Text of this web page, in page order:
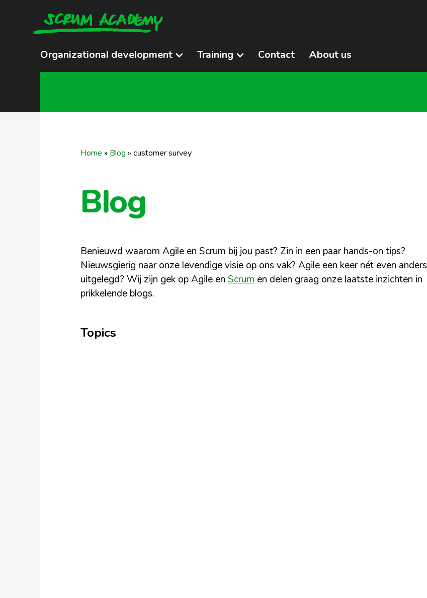
Organizational development Training About us
Contact
Home » Blog » customer survey
Blog
Benieuwd waarom Agile en Scrum bij jou past? Zin in een paar hands-on tips?
Nieuwsgierig naar onze levendige visie op ons vak? Agile een keer nét even anders
uitgelegd? Wij zijn gek op Agile en Scrum en delen graag onze laatste inzichten in
prikkelende blogs.
Topics